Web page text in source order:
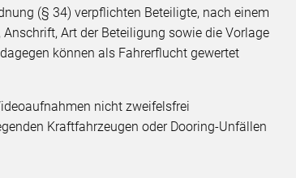
(§ 34) verpflichten Beteiligte, nach einem
Art der Beteiligung sowie die Vorlage
können als Fahrerflucht gewertet
nicht zweifelsfrei
Kraftfahrzeugen oder Dooring-Unfällen